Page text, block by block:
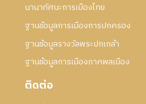
นานาทัศนะการเมืองไทย
ฐานข้อมูลการเมืองการปกครอง
ฐานข้อมูลรางวัลพระปกเกล้า
ฐานข้อมูลการเมืองภาคพลเมือง
ติดต่อ